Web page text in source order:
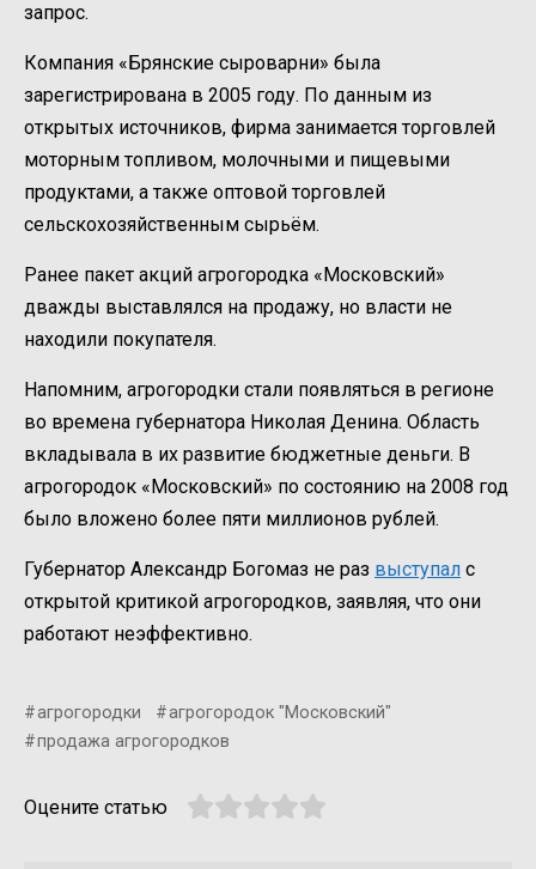
запрос.
Компания «Брянские сыроварни» была
зарегистрирована в 2005 году. По данным из
открытых источников, фирма занимается торговлей
моторным топливом, молочными и пищевыми
продуктами, а также оптовой торговлей
сельскохозяйственным сырьём.
Ранее пакет акций агрогородка «Московский»
дважды выставлялся на продажу, но власти не
находили покупателя.
Напомним, агрогородки стали появляться в регионе
во времена губернатора Николая Денина. Область
вкладывала в их развитие бюджетные деньги. В
агрогородок «Московский» по состоянию на 2008 год
было вложено более пяти миллионов рублей.
Губернатор Александр Богомаз не раз выступал с
открытой критикой агрогородков, заявляя, что они
работают неэффективно.
агрогородки
агрогородок "Московский"
продажа агрогородков
Оцените статью